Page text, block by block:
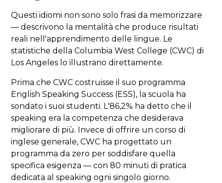
Questi idiomi non sono solo frasi da memorizzare
— descrivono la mentalità che produce risultati
reali nell'apprendimento delle lingue. Le
statistiche della Columbia West College (CWC) di
Los Angeles lo illustrano direttamente.
Prima che CWC costruisse il suo programma
English Speaking Success (ESS), la scuola ha
sondato i suoi studenti. L'86,2% ha detto che il
speaking era la competenza che desiderava
migliorare di più. Invece di offrire un corso di
inglese generale, CWC ha progettato un
programma da zero per soddisfare quella
specifica esigenza — con 80 minuti di pratica
dedicata al speaking ogni singolo giorno.